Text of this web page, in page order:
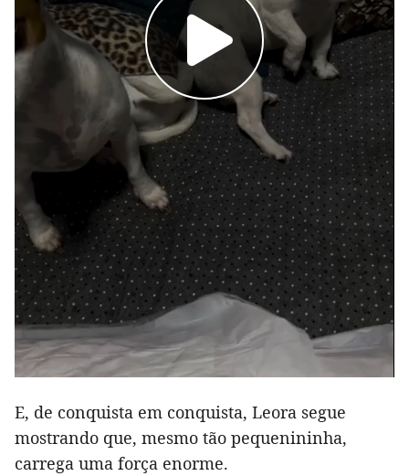
E, de conquista em conquista, Leora segue
mostrando que, mesmo tão pequenininha,
carrega uma força enorme.